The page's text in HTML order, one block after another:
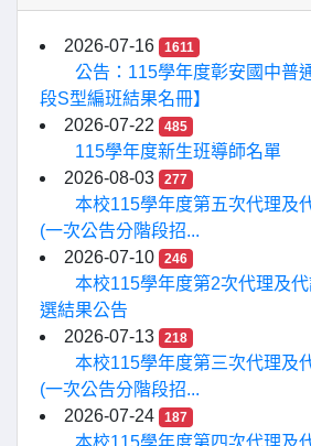
2026-07-16 1611
公告：115學年度彰安國中普
段S型編班結果名冊】
2026-07-22
485
115學年度新生班導師名單
2026-08-03
277
本校115學年度第五次代理及
(一次公告分階段招...
2026-07-10
246
本校115學年度第2次代理及
選結果公告
2026-07-13
218
本校115學年度第三次代理及
(一次公告分階段招...
2026-07-24
187
本校115學年度第四次代理及